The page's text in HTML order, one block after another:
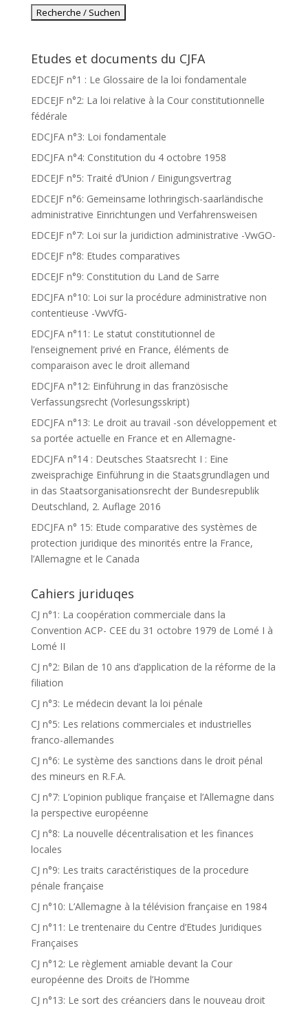
Etudes et documents du CJFA
EDCEJF n°1 : Le Glossaire de la loi fondamentale
EDCEJF n°2: La loi relative à la Cour constitutionnelle
fédérale
EDCJFA n°3: Loi fondamentale
EDCJFA n°4: Constitution du 4 octobre 1958
EDCEJF n°5: Traité d’Union / Einigungsvertrag
EDCEJF n°6: Gemeinsame lothringisch-saarländische
administrative Einrichtungen und Verfahrensweisen
EDCEJF n°7: Loi sur la juridiction administrative -VwGO-
EDCEJF n°8: Etudes comparatives
EDCEJF n°9: Constitution du Land de Sarre
EDCJFA n°10: Loi sur la procédure administrative non
contentieuse -VwVfG-
EDCJFA n°11: Le statut constitutionnel de
l’enseignement privé en France, éléments de
comparaison avec le droit allemand
EDCJFA n°12: Einführung in das französische
Verfassungsrecht (Vorlesungsskript)
EDCJFA n°13: Le droit au travail -son développement et
sa portée actuelle en France et en Allemagne-
EDCJFA n°14 : Deutsches Staatsrecht I : Eine
zweisprachige Einführung in die Staatsgrundlagen und
in das Staatsorganisationsrecht der Bundesrepublik
Deutschland, 2. Auflage 2016
EDCJFA n° 15: Etude comparative des systèmes de
protection juridique des minorités entre la France,
l’Allemagne et le Canada
Cahiers juriduqes
CJ n°1: La coopération commerciale dans la
Convention ACP- CEE du 31 octobre 1979 de Lomé I à
Lomé II
CJ n°2: Bilan de 10 ans d’application de la réforme de la
filiation
CJ n°3: Le médecin devant la loi pénale
CJ n°5: Les relations commerciales et industrielles
franco-allemandes
CJ n°6: Le système des sanctions dans le droit pénal
des mineurs en R.F.A.
CJ n°7: L’opinion publique française et l’Allemagne dans
la perspective européenne
CJ n°8: La nouvelle décentralisation et les finances
locales
CJ n°9: Les traits caractéristiques de la procedure
pénale française
CJ n°10: L’Allemagne à la télévision française en 1984
CJ n°11: Le trentenaire du Centre d’Etudes Juridiques
Françaises
CJ n°12: Le règlement amiable devant la Cour
européenne des Droits de l’Homme
CJ n°13: Le sort des créanciers dans le nouveau droit